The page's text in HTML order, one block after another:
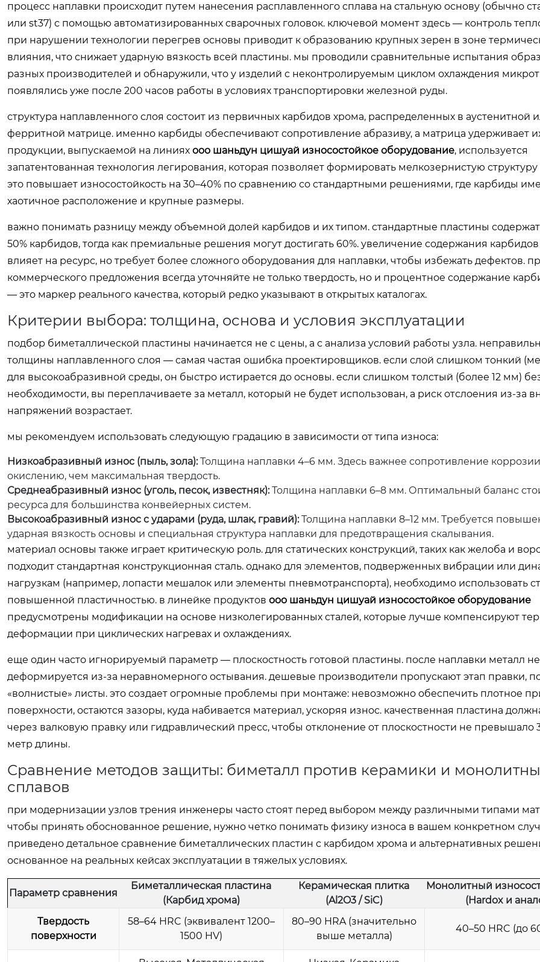
процесс наплавки происходит путем нанесения расплавленного сплава на стальную основу (обычно
или st37) с помощью автоматизированных сварочных головок. ключевой момент здесь — контроль
при нарушении технологии перегрев основы приводит к образованию крупных зерен в зоне
влияния, что снижает ударную вязкость всей пластины. мы проводили сравнительные испытания
разных производителей и обнаружили, что у изделий с неконтролируемым циклом охлаждения
появлялись уже после 200 часов работы в условиях транспортировки железной руды.
структура наплавленного слоя состоит из первичных карбидов хрома, распределенных в аустенитной
ферритной матрице. именно карбиды обеспечивают сопротивление абразиву, а матрица удерживает
продукции, выпускаемой на линиях ооо шаньдун цишуай износостойкое оборудование, используется
запатентованная технология легирования, которая позволяет формировать мелкозернистую
это повышает износостойкость на 30–40% по сравнению со стандартными решениями, где карбиды
хаотичное расположение и крупные размеры.
важно понимать разницу между объемной долей карбидов и их типом. стандартные пластины
50% карбидов, тогда как премиальные решения могут достигать 60%. увеличение содержания
влияет на ресурс, но требует более сложного оборудования для наплавки, чтобы избежать дефектов.
коммерческого предложения всегда уточняйте не только твердость, но и процентное содержание
— это маркер реального качества, который редко указывают в открытых каталогах.
Критерии выбора: толщина, основа и условия эксплуатации
подбор биметаллической пластины начинается не с цены, а с анализа условий работы узла.
толщины наплавленного слоя — самая частая ошибка проектировщиков. если слой слишком тонкий
для высокоабразивной среды, он быстро истирается до основы. если слишком толстый (более 12 мм)
необходимости, вы переплачиваете за металл, который не будет использован, а риск отслоения из-за
напряжений возрастает.
мы рекомендуем использовать следующую градацию в зависимости от типа износа:
Низкоабразивный износ (пыль, зола):Толщина наплавки 4–6 мм. Здесь важнее сопротивление
окислению, чем максимальная твердость.
Среднеабразивный износ (уголь, песок, известняк):Толщина наплавки 6–8 мм. Оптимальный баланс
ресурса для большинства конвейерных систем.
Высокоабразивный износ с ударами (руда, шлак, гравий):Толщина наплавки 8–12 мм. Требуется
ударная вязкость основы и специальная структура наплавки для предотвращения скалывания.
материал основы также играет критическую роль. для статических конструкций, таких как желоба и
подходит стандартная конструкционная сталь. однако для элементов, подверженных вибрации или
нагрузкам (например, лопасти мешалок или элементы пневмотранспорта), необходимо использовать
повышенной пластичностью. в линейке продуктов ооо шаньдун цишуай износостойкое оборудование
предусмотрены модификации на основе низколегированных сталей, которые лучше компенсируют
деформации при циклических нагревах и охлаждениях.
еще один часто игнорируемый параметр — плоскостность готовой пластины. после наплавки металл
деформируется из-за неравномерного остывания. дешевые производители пропускают этап правки,
«волнистые» листы. это создает огромные проблемы при монтаже: невозможно обеспечить плотное
поверхности, остаются зазоры, куда набивается материал, ускоряя износ. качественная пластина
через валковую правку или гидравлический пресс, чтобы отклонение от плоскостности не превышало
метр длины.
Сравнение методов защиты: биметалл против керамики и
сплавов
при модернизации узлов трения инженеры часто стоят перед выбором между различными типами
чтобы принять обоснованное решение, нужно четко понимать физику износа в вашем конкретном
приведено детальное сравнение биметаллических пластин с карбидом хрома и альтернативных
основанное на реальных кейсах эксплуатации в тяжелых условиях.
Параметр сравнения
Биметаллическая пластина
(Карбид хрома)
Керамическая плитка
(Al2O3 / SiC)
Монолитный
(Hardox и
Твердость
поверхности
58–64 HRC (эквивалент 1200–
1500 HV)
80–90 HRA (значительно
выше металла)
40–50 HRC (до